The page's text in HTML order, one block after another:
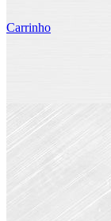
Carrinho